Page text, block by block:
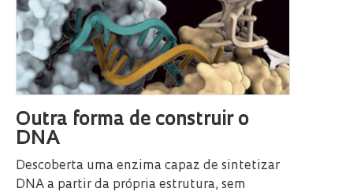
Outra forma de construir o
DNA
Descoberta uma enzima capaz de sintetizar
DNA a partir da própria estrutura, sem